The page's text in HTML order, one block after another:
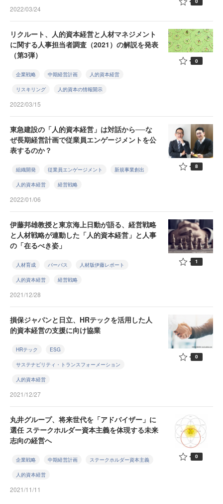
2022/03/24
リクルート、人的資本経営と人材マネジメント
に関する人事担当者調査（2021）の解説を発表
（第3弾）
企業戦略 中期経営計画 人的資本経営
リスキリング 人的資本の情報開示
2022/03/15
0
東急建設の「人的資本経営」は対話から──な
ぜ長期経営計画で従業員エンゲージメントを公
表するのか？
組織開発 従業員エンゲージメント 新規事業創出
人的資本経営 経営戦略
2022/01/06
8
伊藤邦雄教授と東京海上日動が語る、経営戦略
と人材戦略が連動した「人的資本経営」と人事
の「在るべき姿」
人材育成 パーパス 人材版伊藤レポート
人的資本経営 経営戦略
2021/12/28
1
損保ジャパンと日立、HRテックを活用した人
的資本経営の支援に向け協業
HRテック ESG
サステナビリティ・トランスフォーメーション
人的資本経営
2021/12/27
0
丸井グループ、将来世代を「アドバイザー」に
選任 ステークホルダー資本主義を体現する未来
志向の経営へ
企業戦略 中期経営計画 ステークホルダー資本主義
人的資本経営
2021/11/11
0